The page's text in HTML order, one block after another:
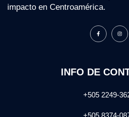
impacto en Centroamérica.
INFO DE
+505 2249-
+505 8374-